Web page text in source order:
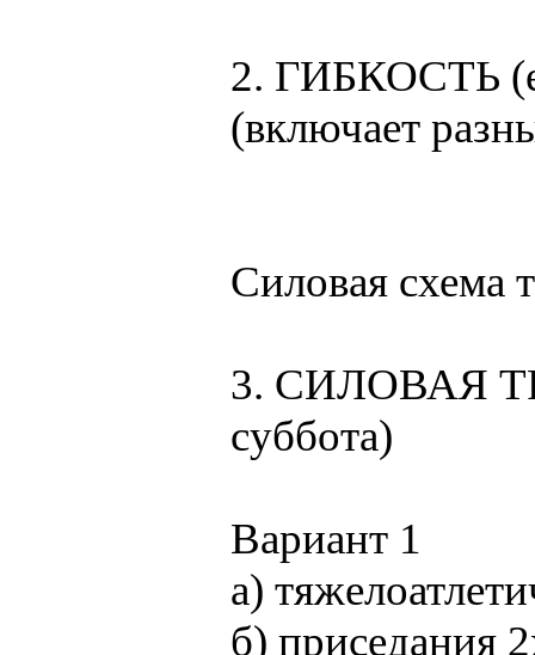
2. ГИБКОСТЬ
(включает
Силовая схема
3. СИЛОВАЯ
суббота)
Вариант 1
a)
б) приседания